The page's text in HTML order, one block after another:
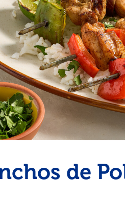
Pudin
de